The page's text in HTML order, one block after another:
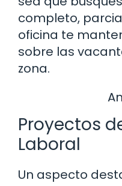
completo,
oficina te
sobre las
zona.
Proyectos
Laboral
Un aspecto